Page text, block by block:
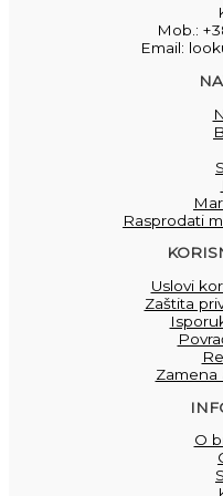
Mob.:
Email:
Rasprodati
Uslovi
Zaštita
Zamena
O